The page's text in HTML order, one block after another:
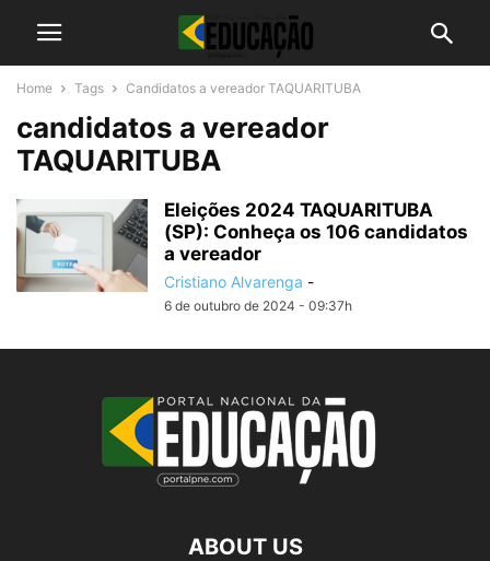
Home Tags Candidatos a vereador TAQUARITUBA
candidatos a vereador
TAQUARITUBA
Eleições 2024 TAQUARITUBA
(SP): Conheça os 106 candidatos
a vereador
Cristiano Alvarenga -
6 de outubro de 2024 - 09:37h
ABOUT US